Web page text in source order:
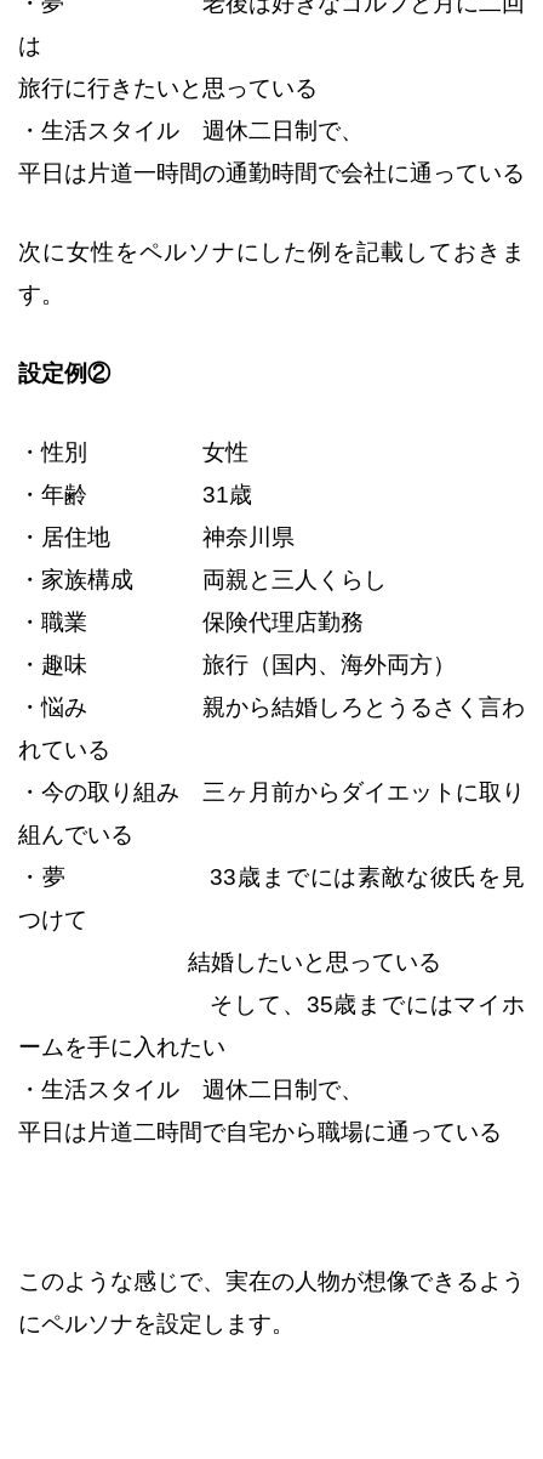
は
旅行に行きたいと思っている
・生活スタイル 週休二日制で、
平日は片道一時間の通勤時間で会社に通っている
次に女性をペルソナにした例を記載しておきま
す。
設定例②
・性別 女性
・年齢 31歳
・居住地 神奈川県
・家族構成 両親と三人くらし
・職業 保険代理店勤務
・趣味 旅行（国内、海外両方）
・悩み 親から結婚しろとうるさく言わ
れている
・今の取り組み 三ヶ月前からダイエットに取り
組んでいる
・夢 33歳までには素敵な彼氏を見
つけて
結婚したいと思っている
そして、35歳までにはマイホ
ームを手に入れたい
・生活スタイル 週休二日制で、
平日は片道二時間で自宅から職場に通っている
このような感じで、実在の人物が想像できるよう
にペルソナを設定します。